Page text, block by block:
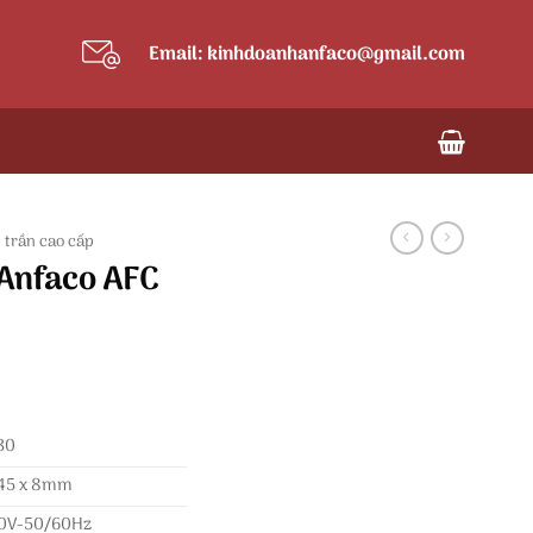
Email: kinhdoanhanfaco@gmail.com
cao cấp
AFC
x 8mm
50/60Hz